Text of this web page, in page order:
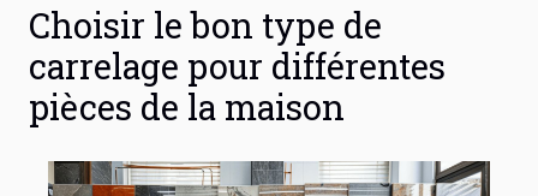
Choisir le bon type de
carrelage pour différentes
pièces de la maison